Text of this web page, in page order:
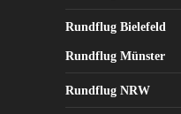
Rundflug Bielefeld
Rundflug Münster
Rundflug NRW